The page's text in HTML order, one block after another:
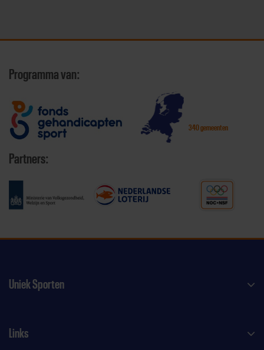
Programma van:
340 gemeenten
Partners:
Uniek Sporten
Links